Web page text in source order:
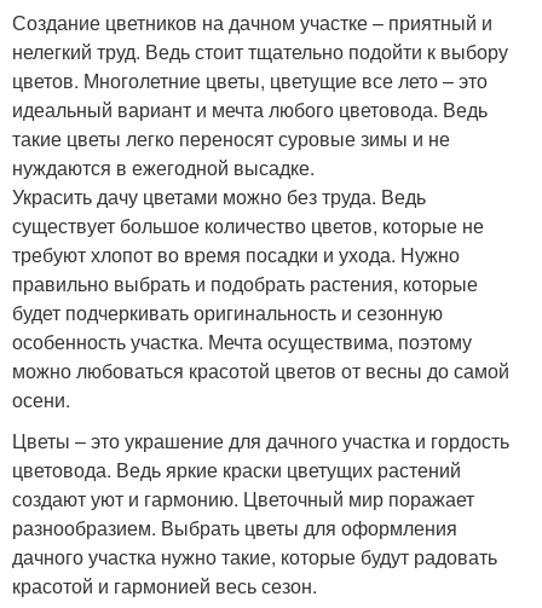
Создание цветников на дачном участке – приятный и
нелегкий труд. Ведь стоит тщательно подойти к выбору
цветов. Многолетние цветы, цветущие все лето – это
идеальный вариант и мечта любого цветовода. Ведь
такие цветы легко переносят суровые зимы и не
нуждаются в ежегодной высадке.
Украсить дачу цветами можно без труда. Ведь
существует большое количество цветов, которые не
требуют хлопот во время посадки и ухода. Нужно
правильно выбрать и подобрать растения, которые
будет подчеркивать оригинальность и сезонную
особенность участка. Мечта осуществима, поэтому
можно любоваться красотой цветов от весны до самой
осени.
Цветы – это украшение для дачного участка и гордость
цветовода. Ведь яркие краски цветущих растений
создают уют и гармонию. Цветочный мир поражает
разнообразием. Выбрать цветы для оформления
дачного участка нужно такие, которые будут радовать
красотой и гармонией весь сезон.